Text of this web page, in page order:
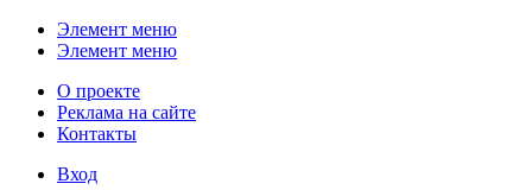
Элемент меню
Элемент меню
О проекте
Реклама на сайте
Контакты
Вход